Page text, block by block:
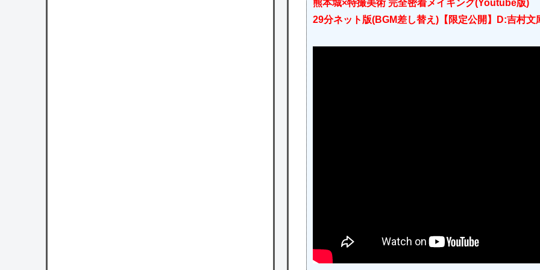
熊本城×特撮美術 完全密着メイキング(Youtube版)
29分ネット版(BGM差し替え)【限定公開】D:吉村文